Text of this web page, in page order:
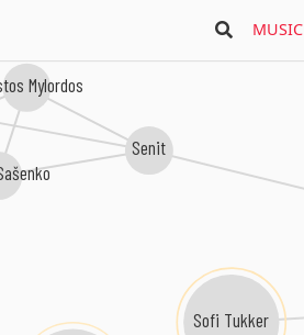
MUSIC
Senit
Sofi Tukker
Mylordos